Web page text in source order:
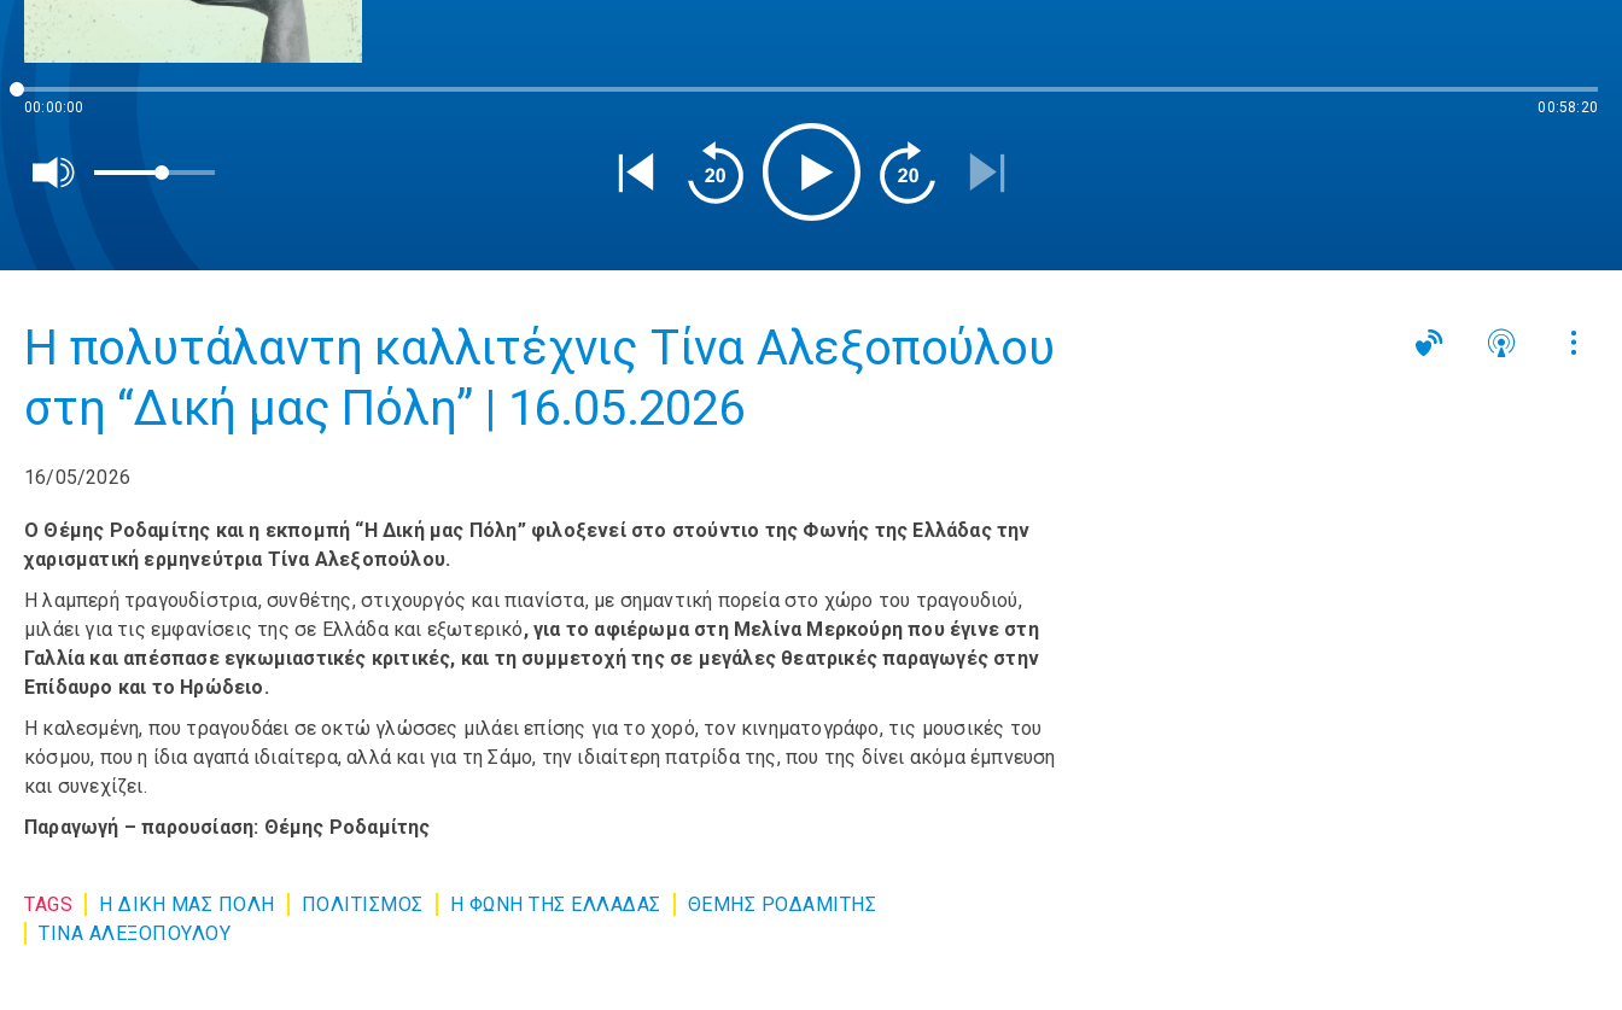
00:00:00 00:58:20
Η πολυτάλαντη καλλιτέχνις Τίνα Αλεξοπούλου
στη “Δική μας Πόλη” | 16.05.2026
16/05/2026
Ο Θέμης Ροδαμίτης και η εκπομπή “Η Δική μας Πόλη” φιλοξενεί στο στούντιο της Φωνής της Ελλάδας την
χαρισματική ερμηνεύτρια Τίνα Αλεξοπούλου.
Η λαμπερή τραγουδίστρια, συνθέτης, στιχουργός και πιανίστα, με σημαντική πορεία στο χώρο του τραγουδιού,
μιλάει για τις εμφανίσεις της σε Ελλάδα και εξωτερικό, για το αφιέρωμα στη Μελίνα Μερκούρη που έγινε στη
Γαλλία και απέσπασε εγκωμιαστικές κριτικές, και τη συμμετοχή της σε μεγάλες θεατρικές παραγωγές στην
Επίδαυρο και το Ηρώδειο.
Η καλεσμένη, που τραγουδάει σε οκτώ γλώσσες μιλάει επίσης για το χορό, τον κινηματογράφο, τις μουσικές του
κόσμου, που η ίδια αγαπά ιδιαίτερα, αλλά και για τη Σάμο, την ιδιαίτερη πατρίδα της, που της δίνει ακόμα έμπνευση
και συνεχίζει.
Παραγωγή – παρουσίαση: Θέμης Ροδαμίτης
TAGS Η ΔΙΚΗ ΜΑΣ ΠΟΛΗ ΠΟΛΙΤΙΣΜΌΣ Η ΦΩΝΗ ΤΗΣ ΕΛΛΑΔΑΣ
ΘΕΜΗΣ ΡΟΔΑΜΙΤΗΣ
ΤΙΝΑ ΑΛΕΞΟΠΟΥΛΟΥ